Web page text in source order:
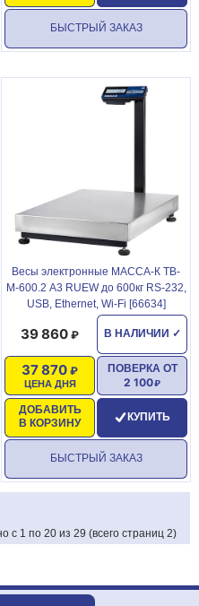
БЫСТРЫЙ ЗАКАЗ
Весы электронные МАССА-К ТВ-
М-600.2 А3 RUEW до 600кг RS-232,
USB, Ethernet, Wi-Fi [66634]
В НАЛИЧИИ ✓
39 860
ЦЕНА ДНЯ
37 870
ДОБАВИТЬ
В КОРЗИНУ
ПОВЕРКА ОТ
2 100
КУПИТЬ
БЫСТРЫЙ ЗАКАЗ
с 1 по 20 из 29 (всего страниц 2)